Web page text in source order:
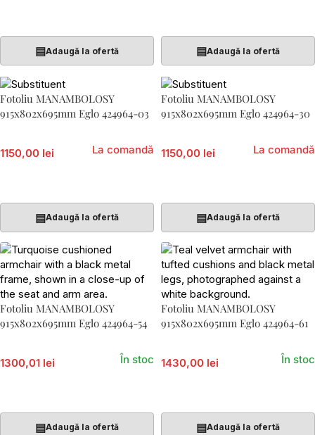
▤Adaugă la ofertă ▤Adaugă la ofertă
Fotoliu MANAMBOLOSY
915x802x695mm Eglo 424964-03
1150,00 lei La comandă
▤Adaugă la ofertă
Fotoliu MANAMBOLOSY
915x802x695mm Eglo 424964-30
1150,00 lei La comandă
▤Adaugă la ofertă
Fotoliu MANAMBOLOSY
915x802x695mm Eglo 424964-54
1300,01 lei În stoc
▤Adaugă la ofertă
Fotoliu MANAMBOLOSY
915x802x695mm Eglo 424964-61
1430,00 lei În stoc
▤Adaugă la ofertă